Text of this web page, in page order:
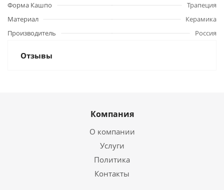
Форма Кашпо
Трапеция
Материал
Керамика
Производитель
Россия
Отзывы
Компания
О компании
Услуги
Политика
Контакты